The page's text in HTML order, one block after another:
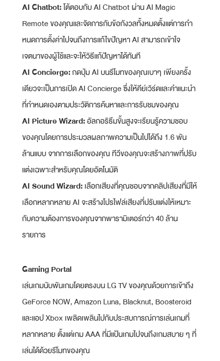
AI Chatbot:โต้ตอบกับ AI Chatbot ผ่าน AI Magic
Remote ของคุณและจัดการกับข้อกังวลทั้งหมดตั้งแต่การกํา
หนดการตั้งค่าไปจนถึงการแก้ไขปัญหา AI สามารถเข้าใจ
เจตนาของผู้ใช้และจะให้วิธีแก้ปัญหาได้ทันที
AI Concierge:กดปุ่ม AI บนรีโมทของคุณเบาๆ เพียงครั้ง
เดียวจะเป็นการเปิด AI Concierge ซึ่งให้คีย์เวิร์ดและคําแนะนํา
ที่กําหนดเองตามประวัติการค้นหาและการรับชมของคุณ
AI Picture Wizard:อัลกอริธึมขั้นสูงจะเรียนรู้ความชอบ
ของคุณโดยการประมวลผลภาพความเป็นไปได้ถึง 1.6 พัน
ล้านแบบ จากการเลือกของคุณ ทีวีของคุณจะสร้างภาพที่ปรับ
แต่งเฉพาะสำหรับคุณโดยอัตโนมัติ
AI Sound Wizard:เลือกเสียงที่คุณชอบจากคลิปเสียงที่มีให้
เลือกหลากหลาย AI จะสร้างโปรไฟล์เสียงที่ปรับแต่งให้เหมาะ
กับความต้องการของคุณจากพารามิเตอร์กว่า 40 ล้าน
รายการ
Gaming Portal
เล่นเกมนับพันเกมโดยตรงบน LG TV ของคุณด้วยการเข้าถึง
GeForce NOW, Amazon Luna, Blacknut, Boosteroid
และแอป Xbox เพลิดเพลินไปกับประสบการณ์การเล่นเกมที่
หลากหลาย ตั้งแต่เกม AAA ที่มีแป้นเกมไปจนถึงเกมสบาย ๆ ที่
เล่นได้ด้วยรีโมทของคุณ